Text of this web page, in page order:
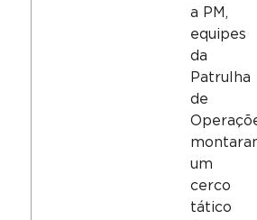
a PM,
equipes
da
Patrulha
de
um
cerco
tático